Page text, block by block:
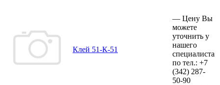
Клей 51-К-51
— Цену Вы
можете
уточнить у
нашего
специалиста
по тел.: +7
(342) 287-
50-90